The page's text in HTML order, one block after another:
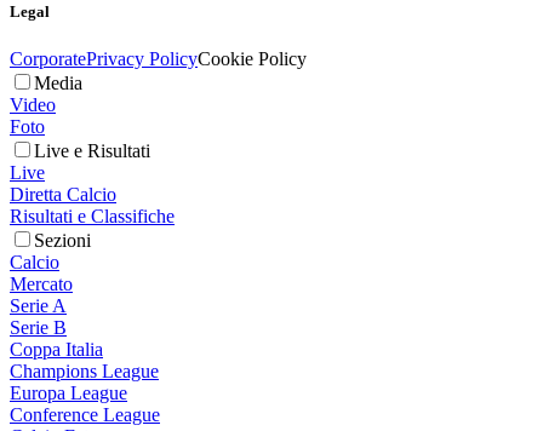
Legal
CorporatePrivacy PolicyCookie Policy
Media
Video
Foto
Live e Risultati
Live
Diretta Calcio
Risultati e Classifiche
Sezioni
Calcio
Mercato
Serie A
Serie B
Coppa Italia
Champions League
Europa League
Conference League